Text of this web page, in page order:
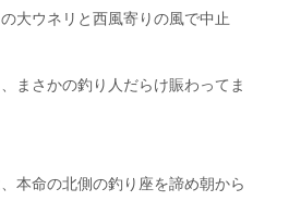
大ウネリと西風寄りの風で中止
まさかの釣り人だらけ賑わってま
本命の北側の釣り座を諦め朝から